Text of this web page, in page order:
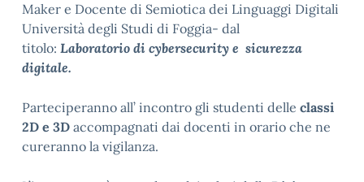
Maker e Docente di Semiotica dei Linguaggi Digitali
Università degli Studi di Foggia- dal
titolo: Laboratorio di cybersecurity e sicurezza
digitale.
Parteciperanno all’ incontro gli studenti delle classi
2D e 3D accompagnati dai docenti in orario che ne
cureranno la vigilanza.